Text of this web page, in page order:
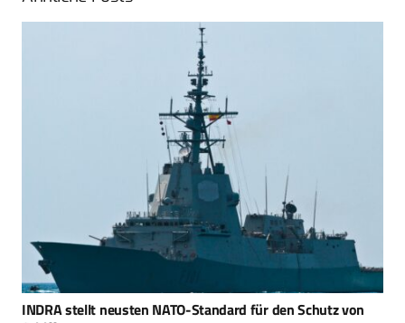
IRIS Dena – USA versenken iranische Fregatte im Indischen